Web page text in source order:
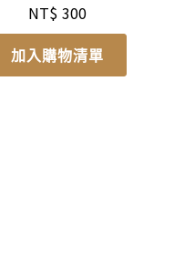
NT$ 300
加入購物清單